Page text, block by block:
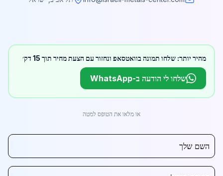
מהיר יותר: שלחו תמונה בוואטסאפ ונחזור עם הצעת מחיר תוך 15 דק׳
שלחו לי הודעה ב-WhatsApp
או מלאו את הטופס למטה